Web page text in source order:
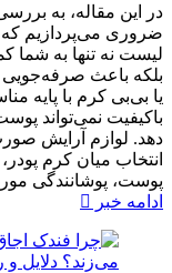
ضروری می‌پردازیم که
لیست نه تنها به شما
یا بی‌بی کرم با پایه
باکیفیت نمی‌تواند
دهد. لوازم آرایش
انتخاب میان کرم
پوست، پوشانندگی
ادامه خبر